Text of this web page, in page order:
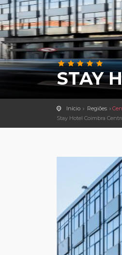
STAY
Início Regiões
Stay Hotel Coimbra